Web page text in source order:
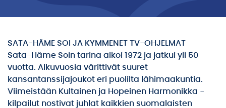
SATA-HÄME SOI JA KYMMENET TV-OHJELMAT
Sata-Häme Soin tarina alkoi 1972 ja jatkui yli 50
vuotta. Alkuvuosia värittivät suuret
kansantanssijajoukot eri puolilta lähimaakuntia.
Viimeistään Kultainen ja Hopeinen Harmonikka -
kilpailut nostivat juhlat kaikkien suomalaisten